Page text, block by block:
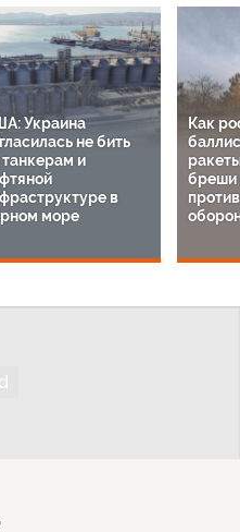
Украина
не бить
танкерам и
в
море
Как
бреши